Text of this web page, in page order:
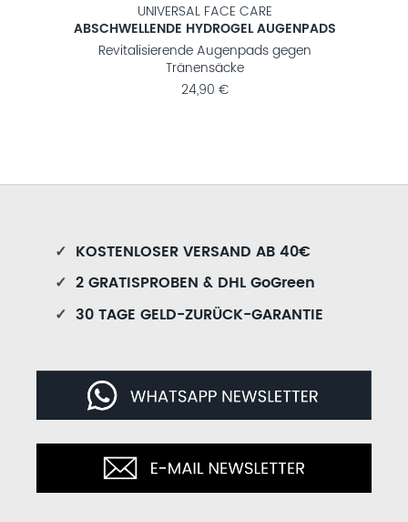
UNIVERSAL FACE CARE
ABSCHWELLENDE HYDROGEL AUGENPADS
Revitalisierende Augenpads gegen
Tränensäcke
24,90 €
✓ KOSTENLOSER VERSAND AB 40€
✓ 2 GRATISPROBEN & DHL GoGreen
✓ 30 TAGE GELD-ZURÜCK-GARANTIE